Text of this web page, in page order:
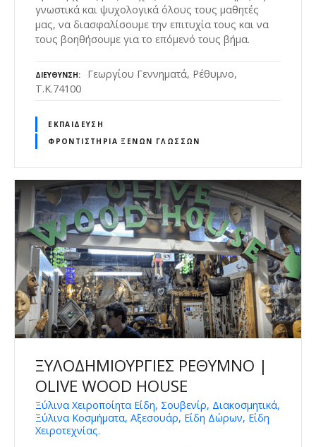
γνωστικά και ψυχολογικά όλους τους μαθητές
μας, να διασφαλίσουμε την επιτυχία τους και να
τους βοηθήσουμε για το επόμενό τους βήμα.
ΔΙΕΎΘΥΝΣΗ
Γεωργίου Γεννηματά, Ρέθυμνο,
Τ.Κ.74100
ΕΚΠΑΊΔΕΥΣΗ
ΦΡΟΝΤΙΣΤΉΡΙΑ ΞΈΝΩΝ ΓΛΩΣΣΏΝ
ΞΥΛΟΔΗΜΙΟΥΡΓΙΕΣ ΡΕΘΥΜΝΟ |
OLIVE WOOD HOUSE
Ξύλινα Χειροποίητα Είδη, Σουβενίρ, Διακοσμητικά,
Ξύλινα Κοσμήματα, Αξεσουάρ, Είδη Δώρων, Είδη
Χειροτεχνίας.